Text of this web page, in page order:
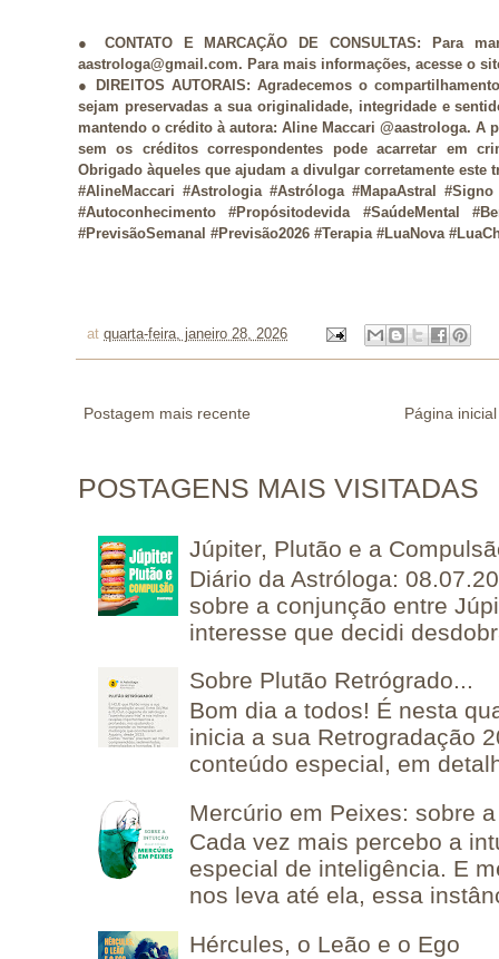
● CONTATO E MARCAÇÃO DE CONSULTAS: Para
aastrologa@gmail.com. Para mais informações, acesse o
● DIREITOS AUTORAIS: Agradecemos o
sejam preservadas a sua originalidade, integridade e
mantendo o crédito à autora: Aline Maccari @aastrologa.
sem os créditos correspondentes pode acarretar em
Obrigado àqueles que ajudam a divulgar corretamente este
#AlineMaccari #Astrologia #Astróloga #MapaAstral
#Autoconhecimento #Propósitodevida #SaúdeMental
#PrevisãoSemanal #Previsão2026 #Terapia #LuaNova
at quarta-feira, janeiro 28, 2026
Postagem mais recente Página inicial
POSTAGENS MAIS VISITADAS
Júpiter, Plutão e a
Diário da Astróloga:
sobre a conjunção entre
interesse que decidi
Sobre Plutão Retrógrado...
Bom dia a todos! É nesta
inicia a sua Retrogradação
conteúdo especial, em
Mercúrio em Peixes: sobre
Cada vez mais percebo a
especial de inteligência. E
nos leva até ela, essa
Hércules, o Leão e o Ego